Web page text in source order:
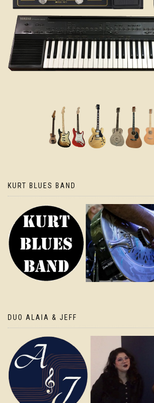
KURT BLUES BAND
DUO ALAIA & JEFF